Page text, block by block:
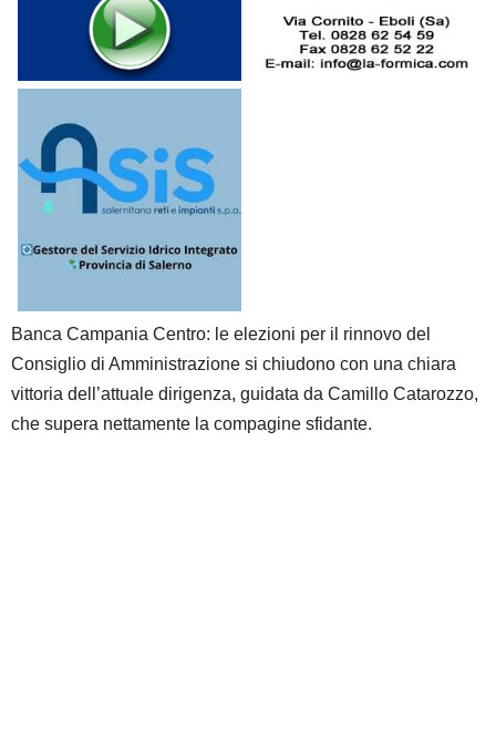
Banca Campania Centro: le elezioni per il rinnovo del
Consiglio di Amministrazione si chiudono con una chiara
vittoria dell’attuale dirigenza, guidata da Camillo Catarozzo,
che supera nettamente la compagine sfidante.